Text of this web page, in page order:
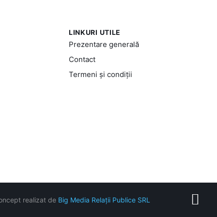
LINKURI UTILE
Prezentare generală
Contact
Termeni și condiții
realizat de Big Media Relații Publice SRL